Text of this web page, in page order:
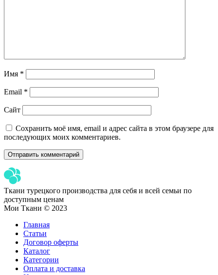
Имя *
Email *
Сайт
Сохранить моё имя, email и адрес сайта в этом браузере для
последующих моих комментариев.
Ткани турецкого производства для себя и всей семьи по
доступным ценам
Мои Ткани © 2023
Главная
Статьи
Договор оферты
Каталог
Категории
Оплата и доставка